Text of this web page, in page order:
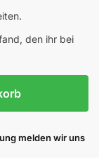
den ihr bei
melden wir uns